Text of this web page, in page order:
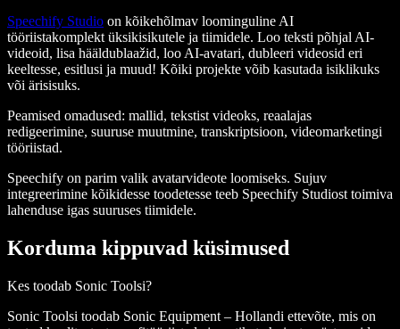
Speechify Studio on kõikehõlmav loominguline AI
tööriistakomplekt üksikisikutele ja tiimidele. Loo teksti põhjal AI-
videoid, lisa hääldublaažid, loo AI-avatari, dubleeri videosid eri
keeltesse, esitlusi ja muud! Kõiki projekte võib kasutada isiklikuks
või ärisisuks.
Peamised omadused: mallid, tekstist videoks, reaalajas
redigeerimine, suuruse muutmine, transkriptsioon, videomarketingi
tööriistad.
Speechify on parim valik avatarvideote loomiseks. Sujuv
integreerimine kõikidesse toodetesse teeb Speechify Studiost toimiva
lahenduse igas suuruses tiimidele.
Korduma kippuvad küsimused
Kes toodab Sonic Toolsi?
Sonic Toolsi toodab Sonic Equipment – Hollandi ettevõte, mis on